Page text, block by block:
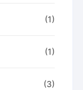
(1)
(1)
(3)